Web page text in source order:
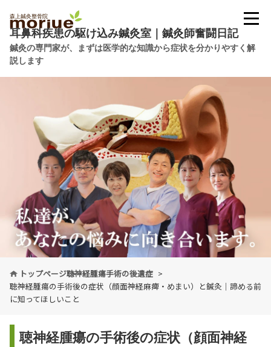
耳鼻科疾患の駆け込み鍼灸室｜鍼灸師奮闘日記
鍼灸の専門家が、まずは医学的な知識から症状を分かりやすく解
説します
トップページ聴神経腫瘍手術の後遺症
聴神経腫瘍の手術後の症状（顔面神経麻痺・めまい）と鍼灸｜諦める前
に知ってほしいこと
聴神経腫瘍の手術後の症状（顔面神経